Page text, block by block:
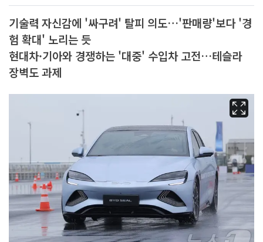
기술력 자신감에 '싸구려' 탈피 의도…'판매량'보다 '경
험 확대' 노리는 듯
현대차·기아와 경쟁하는 '대중' 수입차 고전…테슬라
장벽도 과제